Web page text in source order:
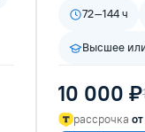
72–144 ч
Высшее
10 000 ₽
рассрочка